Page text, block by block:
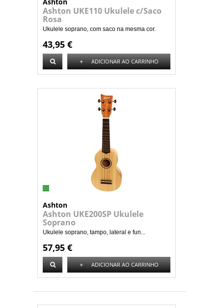
Ashton UKE110 Ukulele c/Saco
Rosa
Ukulele soprano, com saco na mesma cor.
43,95 €
+ ADICIONAR AO CARRINHO
Ashton
Ashton UKE200SP Ukulele
Soprano
Ukulele soprano, tampo, lateral e fun...
57,95 €
+ ADICIONAR AO CARRINHO